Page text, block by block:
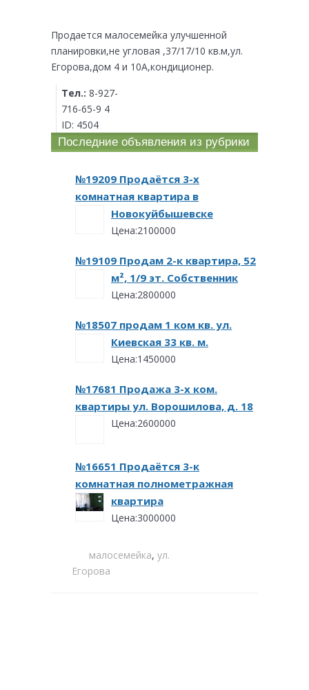
Продается малосемейка улучшенной
планировки,не угловая ,37/17/10 кв.м,ул.
Егорова,дом 4 и 10А,кондиционер.
Тел.: 8-927-
716-65-9 4
ID: 4504
Последние объявления из рубрики
№19209 Продаётся 3-х
комнатная квартира в
Новокуйбышевске
Цена:2100000
№19109 Продам 2-к квартира, 52
м², 1/9 эт. Собственник
Цена:2800000
№18507 продам 1 ком кв. ул.
Киевская 33 кв. м.
Цена:1450000
№17681 Продажа 3-х ком.
квартиры ул. Ворошилова, д. 18
Цена:2600000
№16651 Продаётся 3-к
комнатная полнометражная
квартира
Цена:3000000
малосемейка, ул.
Егорова